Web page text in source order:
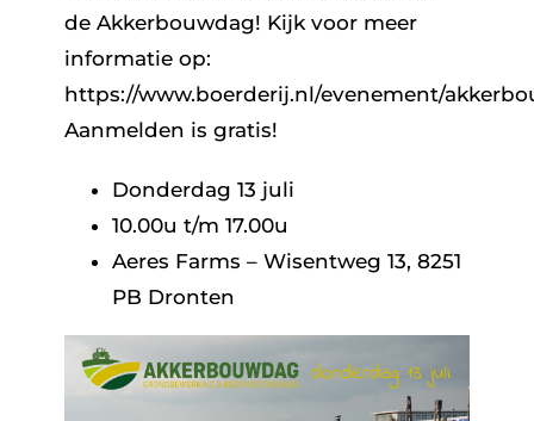
de Akkerbouwdag! Kijk voor meer
informatie op:
https://www.boerderij.nl/evenement/
Aanmelden is gratis!
Donderdag 13 juli
10.00u t/m 17.00u
Aeres Farms – Wisentweg 13, 8251
PB Dronten